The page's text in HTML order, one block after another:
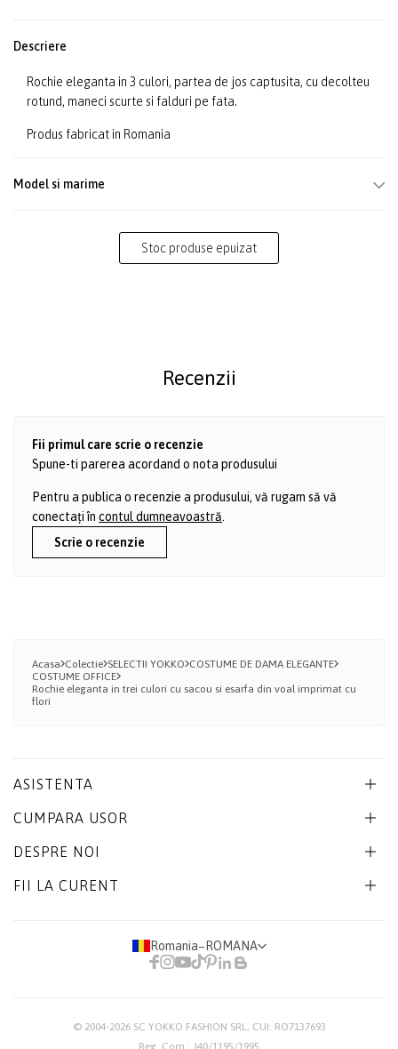
Descriere
Rochie eleganta in 3 culori, partea de jos captusita, cu decolteu
rotund, maneci scurte si falduri pe fata.
Produs fabricat in Romania
Model si marime
Stoc produse epuizat
Recenzii
Fii primul care scrie o recenzie
Spune-ti parerea acordand o nota produsului
Pentru a publica o recenzie a produsului, vă rugam să vă
conectați în contul dumneavoastră.
Scrie o recenzie
Acasa Colectie SELECTII YOKKO COSTUME DE DAMA ELEGANTE
COSTUME OFFICE
Rochie eleganta in trei culori cu sacou si esarfa din voal imprimat cu
flori
ASISTENTA
CUMPARA USOR
DESPRE NOI
FII LA CURENT
Romania− ROMANA
© 2004-2026 SC YOKKO FASHION SRL, CUI: RO7137693